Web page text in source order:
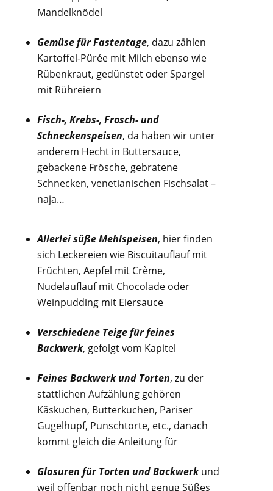
Mandelknödel
Gemüse für Fastentage, dazu zählen
Kartoffel-Pürée mit Milch ebenso wie
Rübenkraut, gedünstet oder Spargel
mit Rühreiern
Fisch-, Krebs-, Frosch- und
Schneckenspeisen, da haben wir unter
anderem Hecht in Buttersauce,
gebackene Frösche, gebratene
Schnecken, venetianischen Fischsalat –
naja…
Allerlei süße Mehlspeisen, hier finden
sich Leckereien wie Biscuitauflauf mit
Früchten, Aepfel mit Crème,
Nudelauflauf mit Chocolade oder
Weinpudding mit Eiersauce
Verschiedene Teige für feines
Backwerk, gefolgt vom Kapitel
Feines Backwerk und Torten, zu der
stattlichen Aufzählung gehören
Käskuchen, Butterkuchen, Pariser
Gugelhupf, Punschtorte, etc., danach
kommt gleich die Anleitung für
Glasuren für Torten und Backwerkund
weil offenbar noch nicht genug Süßes